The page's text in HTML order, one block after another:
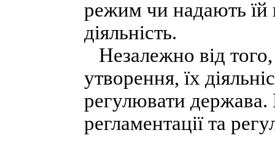
режим чи надають їй
діяльність.
Незалежно від
утворення, їх
регулювати держава.
регламентації та